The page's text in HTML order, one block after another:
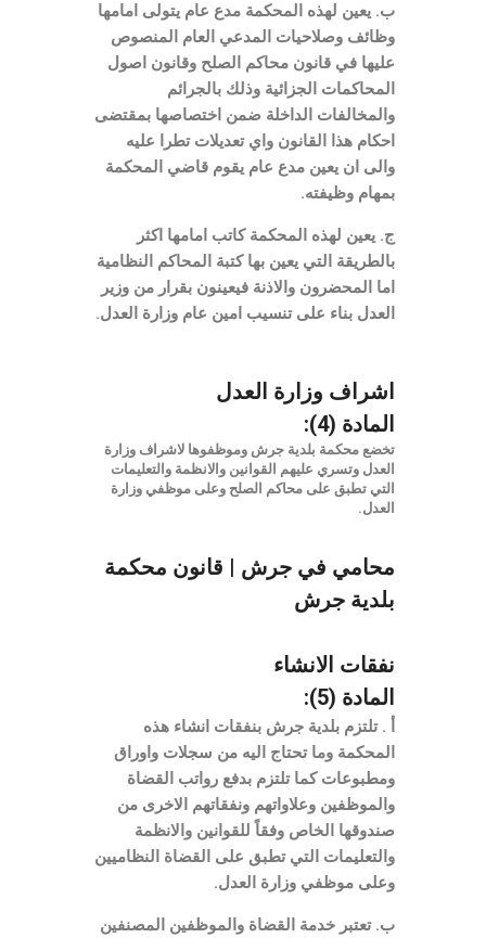
ب. يعين لهذه المحكمة مدع عام يتولى امامها
وظائف وصلاحيات المدعي العام المنصوص
عليها في قانون محاكم الصلح وقانون اصول
المحاكمات الجزائية وذلك بالجرائم
والمخالفات الداخلة ضمن اختصاصها بمقتضى
احكام هذا القانون واي تعديلات تطرا عليه
والى ان يعين مدع عام يقوم قاضي المحكمة
بمهام وظيفته.
ج. يعين لهذه المحكمة كاتب امامها اكثر
بالطريقة التي يعين بها كتبة المحاكم النظامية
اما المحضرون والاذنة فيعينون بقرار من وزير
العدل بناء على تنسيب امين عام وزارة العدل.
اشراف وزارة العدل
المادة (4):
تخضع محكمة بلدية جرش وموظفوها لاشراف وزارة
العدل وتسري عليهم القوانين والانظمة والتعليمات
التي تطبق على محاكم الصلح وعلى موظفي وزارة
العدل.
محامي في جرش | قانون محكمة
بلدية جرش
نفقات الانشاء
المادة (5):
أ . تلتزم بلدية جرش بنفقات انشاء هذه
المحكمة وما تحتاج اليه من سجلات واوراق
ومطبوعات كما تلتزم بدفع رواتب القضاة
والموظفين وعلاواتهم ونفقاتهم الاخرى من
صندوقها الخاص وفقاً للقوانين والانظمة
والتعليمات التي تطبق على القضاة النظاميين
وعلى موظفي وزارة العدل.
ب. تعتبر خدمة القضاة والموظفين المصنفين